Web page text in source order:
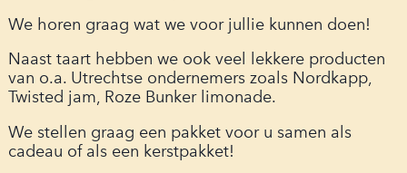
We horen graag wat we voor jullie kunnen doen!
Naast taart hebben we ook veel lekkere producten
van o.a. Utrechtse ondernemers zoals Nordkapp,
Twisted jam, Roze Bunker limonade.
We stellen graag een pakket voor u samen als
cadeau of als een kerstpakket!